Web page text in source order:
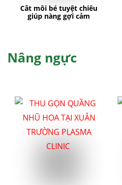
Cắt môi bé tuyệt chiêu
giúp nàng gợi cảm
Nâng ngực